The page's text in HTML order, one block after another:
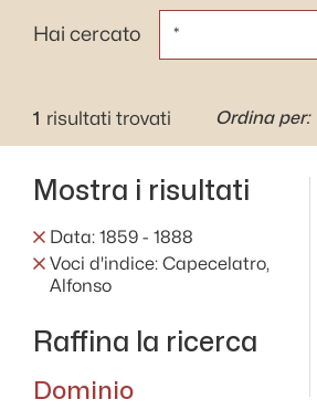
Hai cercato
1 risultati trovati Ordina per:
Mostra i risultati
Data: 1859 - 1888
Voci d'indice: Capecelatro,
Alfonso
Raffina la ricerca
Dominio